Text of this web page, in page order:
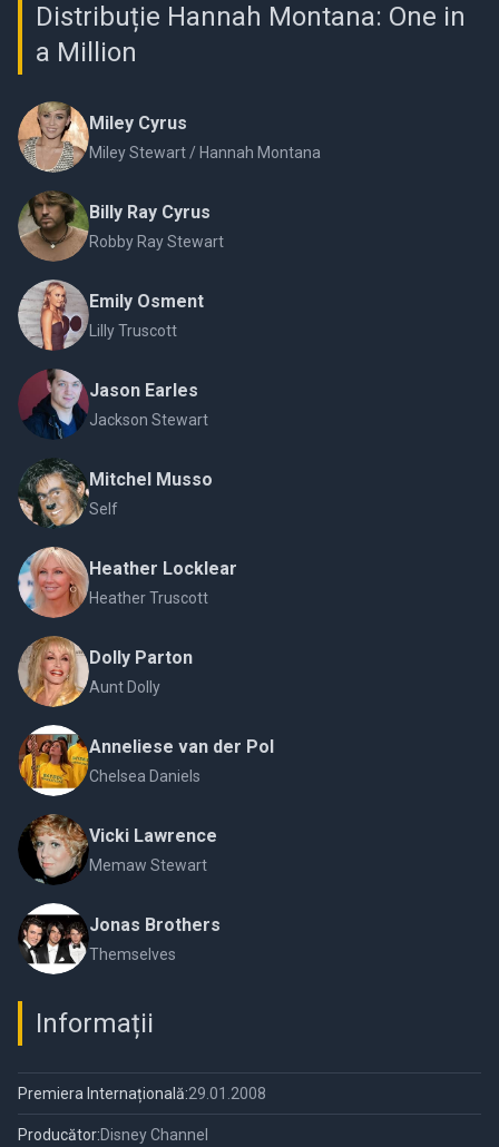
Distribuție Hannah Montana: One in
a Million
Miley Cyrus
Miley Stewart / Hannah Montana
Billy Ray Cyrus
Robby Ray Stewart
Emily Osment
Lilly Truscott
Jason Earles
Jackson Stewart
Mitchel Musso
Self
Heather Locklear
Heather Truscott
Dolly Parton
Aunt Dolly
Anneliese van der Pol
Chelsea Daniels
Vicki Lawrence
Memaw Stewart
Jonas Brothers
Themselves
Informații
Premiera Internațională:29.01.2008
Producător:Disney Channel